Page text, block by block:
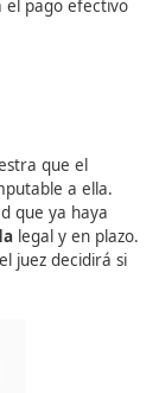
el
Vial.
si:
40 díasdesde la
en el plazo